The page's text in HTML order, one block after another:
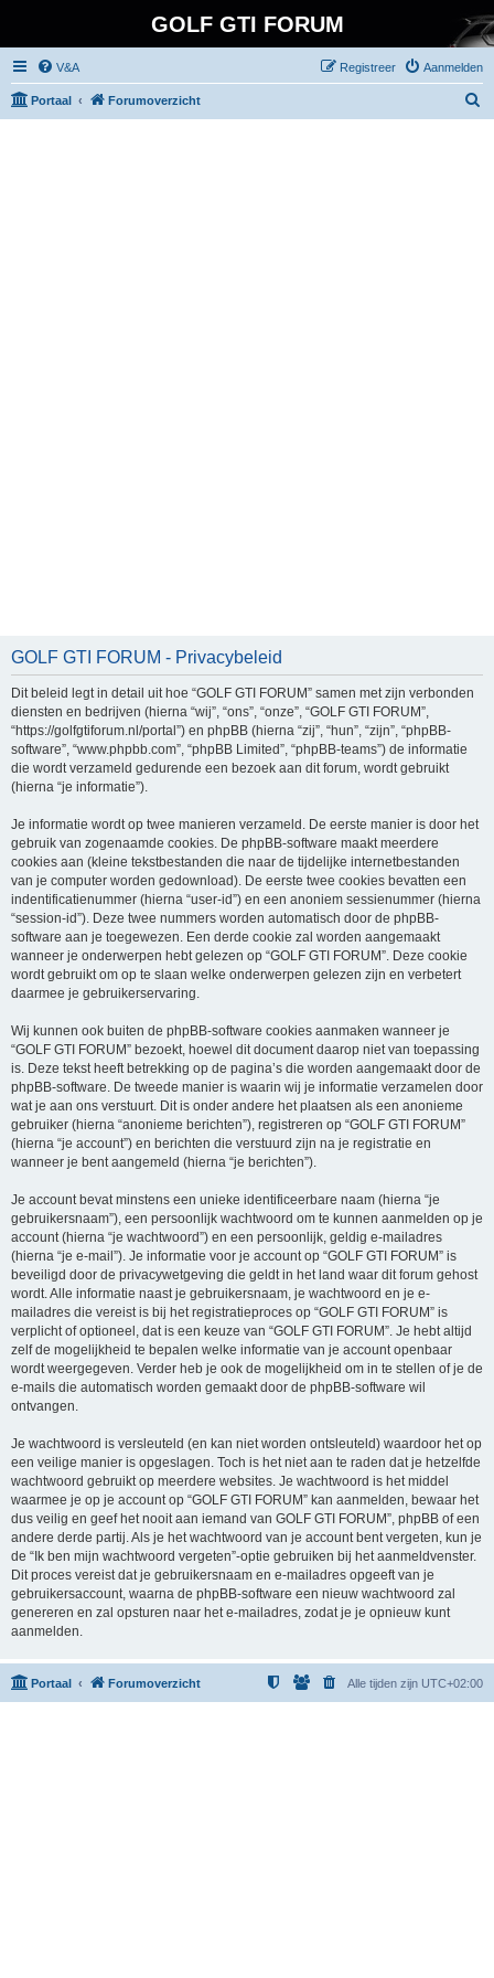
GOLF GTI FORUM
V&A Aanmelden
Registreer
Portaal Forumoverzicht
GOLF GTI FORUM - Privacybeleid
Dit beleid legt in detail uit hoe “GOLF GTI FORUM” samen met zijn verbonden
diensten en bedrijven (hierna “wij”, “ons”, “onze”, “GOLF GTI FORUM”,
“https://golfgtiforum.nl/portal”) en phpBB (hierna “zij”, “hun”, “zijn”, “phpBB-
software”, “www.phpbb.com”, “phpBB Limited”, “phpBB-teams”) de informatie
die wordt verzameld gedurende een bezoek aan dit forum, wordt gebruikt
(hierna “je informatie”).
Je informatie wordt op twee manieren verzameld. De eerste manier is door het
gebruik van zogenaamde cookies. De phpBB-software maakt meerdere
cookies aan (kleine tekstbestanden die naar de tijdelijke internetbestanden
van je computer worden gedownload). De eerste twee cookies bevatten een
indentificatienummer (hierna “user-id”) en een anoniem sessienummer (hierna
“session-id”). Deze twee nummers worden automatisch door de phpBB-
software aan je toegewezen. Een derde cookie zal worden aangemaakt
wanneer je onderwerpen hebt gelezen op “GOLF GTI FORUM”. Deze cookie
wordt gebruikt om op te slaan welke onderwerpen gelezen zijn en verbetert
daarmee je gebruikerservaring.
Wij kunnen ook buiten de phpBB-software cookies aanmaken wanneer je
“GOLF GTI FORUM” bezoekt, hoewel dit document daarop niet van toepassing
is. Deze tekst heeft betrekking op de pagina’s die worden aangemaakt door de
phpBB-software. De tweede manier is waarin wij je informatie verzamelen door
wat je aan ons verstuurt. Dit is onder andere het plaatsen als een anonieme
gebruiker (hierna “anonieme berichten”), registreren op “GOLF GTI FORUM”
(hierna “je account”) en berichten die verstuurd zijn na je registratie en
wanneer je bent aangemeld (hierna “je berichten”).
Je account bevat minstens een unieke identificeerbare naam (hierna “je
gebruikersnaam”), een persoonlijk wachtwoord om te kunnen aanmelden op je
account (hierna “je wachtwoord”) en een persoonlijk, geldig e-mailadres
(hierna “je e-mail”). Je informatie voor je account op “GOLF GTI FORUM” is
beveiligd door de privacywetgeving die geldt in het land waar dit forum gehost
wordt. Alle informatie naast je gebruikersnaam, je wachtwoord en je e-
mailadres die vereist is bij het registratieproces op “GOLF GTI FORUM” is
verplicht of optioneel, dat is een keuze van “GOLF GTI FORUM”. Je hebt altijd
zelf de mogelijkheid te bepalen welke informatie van je account openbaar
wordt weergegeven. Verder heb je ook de mogelijkheid om in te stellen of je de
e-mails die automatisch worden gemaakt door de phpBB-software wil
ontvangen.
Je wachtwoord is versleuteld (en kan niet worden ontsleuteld) waardoor het op
een veilige manier is opgeslagen. Toch is het niet aan te raden dat je hetzelfde
wachtwoord gebruikt op meerdere websites. Je wachtwoord is het middel
waarmee je op je account op “GOLF GTI FORUM” kan aanmelden, bewaar het
dus veilig en geef het nooit aan iemand van GOLF GTI FORUM”, phpBB of een
andere derde partij. Als je het wachtwoord van je account bent vergeten, kun je
de “Ik ben mijn wachtwoord vergeten”-optie gebruiken bij het aanmeldvenster.
Dit proces vereist dat je gebruikersnaam en e-mailadres opgeeft van je
gebruikersaccount, waarna de phpBB-software een nieuw wachtwoord zal
genereren en zal opsturen naar het e-mailadres, zodat je je opnieuw kunt
aanmelden.
Portaal Forumoverzicht Alle tijden zijn UTC+02:00